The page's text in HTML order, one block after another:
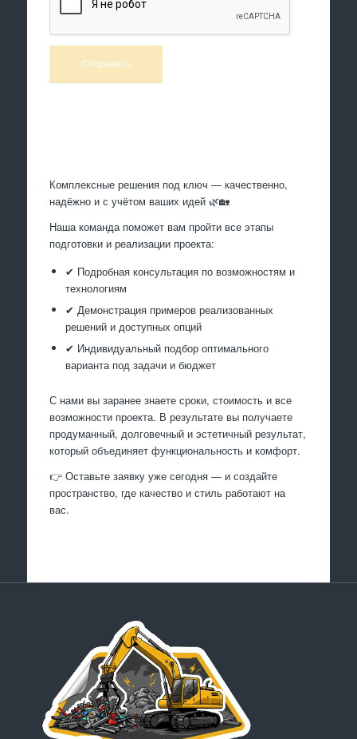
Комплексные решения под ключ — качественно,
надёжно и с учётом ваших идей 🌿🏡
Наша команда поможет вам пройти все этапы
подготовки и реализации проекта:
✔ Подробная консультация по возможностям и
технологиям
✔ Демонстрация примеров реализованных
решений и доступных опций
✔ Индивидуальный подбор оптимального
варианта под задачи и бюджет
С нами вы заранее знаете сроки, стоимость и все
возможности проекта. В результате вы получаете
продуманный, долговечный и эстетичный результат,
который объединяет функциональность и комфорт.
👉 Оставьте заявку уже сегодня — и создайте
пространство, где качество и стиль работают на
вас.